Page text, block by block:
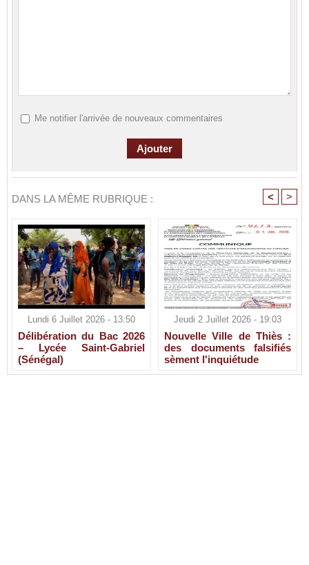
Me notifier l'arrivée de nouveaux commentaires
DANS LA MÊME RUBRIQUE : < >
Lundi 6 Juillet 2026 - 13:50
Délibération du Bac 2026
– Lycée Saint-Gabriel
(Sénégal)
Jeudi 2 Juillet 2026 - 19:03
Nouvelle Ville de Thiès :
des documents falsifiés
sèment l'inquiétude